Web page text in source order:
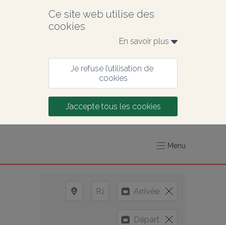
Ce site web utilise des
cookies
En savoir plus
Je refuse l’utilisation de
cookies
J’accepte tous les cookies
Menu